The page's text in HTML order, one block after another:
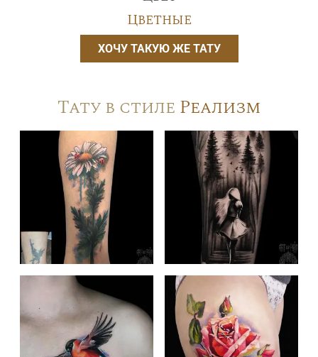
Цветные
ХОЧУ ТАКУЮ ЖЕ ТАТУ
Тату в стиле Реализм